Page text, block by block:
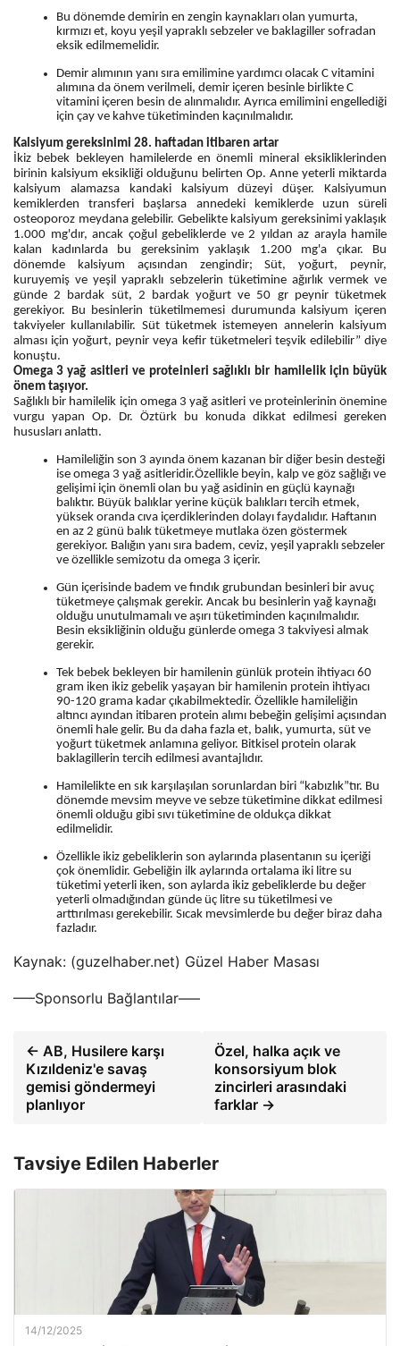
Bu dönemde demirin en zengin kaynakları olan yumurta,
kırmızı et, koyu yeşil yapraklı sebzeler ve baklagiller sofradan
eksik edilmemelidir.
Demir alımının yanı sıra emilimine yardımcı olacak C vitamini
alımına da önem verilmeli, demir içeren besinle birlikte C
vitamini içeren besin de alınmalıdır. Ayrıca emilimini engellediği
için çay ve kahve tüketiminden kaçınılmalıdır.
Kalsiyum gereksinimi 28. haftadan itibaren artar
İkiz bebek bekleyen hamilelerde en önemli mineral eksikliklerinden
birinin kalsiyum eksikliği olduğunu belirten Op. Anne yeterli miktarda
kalsiyum alamazsa kandaki kalsiyum düzeyi düşer. Kalsiyumun
kemiklerden transferi başlarsa annedeki kemiklerde uzun süreli
osteoporoz meydana gelebilir. Gebelikte kalsiyum gereksinimi yaklaşık
1.000 mg'dır, ancak çoğul gebeliklerde ve 2 yıldan az arayla hamile
kalan kadınlarda bu gereksinim yaklaşık 1.200 mg'a çıkar. Bu
dönemde kalsiyum açısından zengindir; Süt, yoğurt, peynir,
kuruyemiş ve yeşil yapraklı sebzelerin tüketimine ağırlık vermek ve
günde 2 bardak süt, 2 bardak yoğurt ve 50 gr peynir tüketmek
gerekiyor. Bu besinlerin tüketilmemesi durumunda kalsiyum içeren
takviyeler kullanılabilir. Süt tüketmek istemeyen annelerin kalsiyum
alması için yoğurt, peynir veya kefir tüketmeleri teşvik edilebilir” diye
konuştu.
Omega 3 yağ asitleri ve proteinleri sağlıklı bir hamilelik için büyük
önem taşıyor.
Sağlıklı bir hamilelik için omega 3 yağ asitleri ve proteinlerinin önemine
vurgu yapan Op. Dr. Öztürk bu konuda dikkat edilmesi gereken
hususları anlattı.
Hamileliğin son 3 ayında önem kazanan bir diğer besin desteği
ise omega 3 yağ asitleridir.Özellikle beyin, kalp ve göz sağlığı ve
gelişimi için önemli olan bu yağ asidinin en güçlü kaynağı
balıktır. Büyük balıklar yerine küçük balıkları tercih etmek,
yüksek oranda cıva içerdiklerinden dolayı faydalıdır. Haftanın
en az 2 günü balık tüketmeye mutlaka özen göstermek
gerekiyor. Balığın yanı sıra badem, ceviz, yeşil yapraklı sebzeler
ve özellikle semizotu da omega 3 içerir.
Gün içerisinde badem ve fındık grubundan besinleri bir avuç
tüketmeye çalışmak gerekir. Ancak bu besinlerin yağ kaynağı
olduğu unutulmamalı ve aşırı tüketiminden kaçınılmalıdır.
Besin eksikliğinin olduğu günlerde omega 3 takviyesi almak
gerekir.
Tek bebek bekleyen bir hamilenin günlük protein ihtiyacı 60
gram iken ikiz gebelik yaşayan bir hamilenin protein ihtiyacı
90-120 grama kadar çıkabilmektedir. Özellikle hamileliğin
altıncı ayından itibaren protein alımı bebeğin gelişimi açısından
önemli hale gelir. Bu da daha fazla et, balık, yumurta, süt ve
yoğurt tüketmek anlamına geliyor. Bitkisel protein olarak
baklagillerin tercih edilmesi avantajlıdır.
Hamilelikte en sık karşılaşılan sorunlardan biri “kabızlık”tır. Bu
dönemde mevsim meyve ve sebze tüketimine dikkat edilmesi
önemli olduğu gibi sıvı tüketimine de oldukça dikkat
edilmelidir.
Özellikle ikiz gebeliklerin son aylarında plasentanın su içeriği
çok önemlidir. Gebeliğin ilk aylarında ortalama iki litre su
tüketimi yeterli iken, son aylarda ikiz gebeliklerde bu değer
yeterli olmadığından günde üç litre su tüketilmesi ve
arttırılması gerekebilir. Sıcak mevsimlerde bu değer biraz daha
fazladır.
Kaynak: (guzelhaber.net) Güzel Haber Masası
—–Sponsorlu Bağlantılar—–
← AB, Husilere karşı
Kızıldeniz'e savaş
gemisi göndermeyi
planlıyor
Özel, halka açık ve
konsorsiyum blok
zincirleri arasındaki
farklar →
Tavsiye Edilen Haberler
14/12/2025